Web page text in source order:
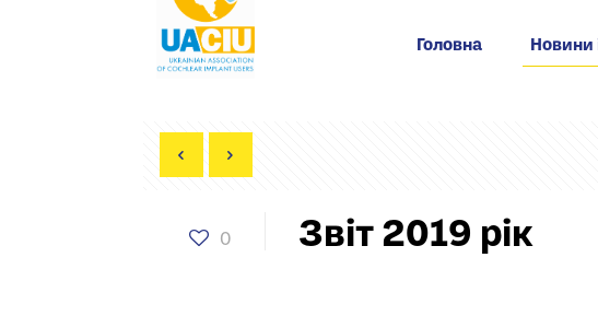
Головна Новини
0 Звіт 2019 рік